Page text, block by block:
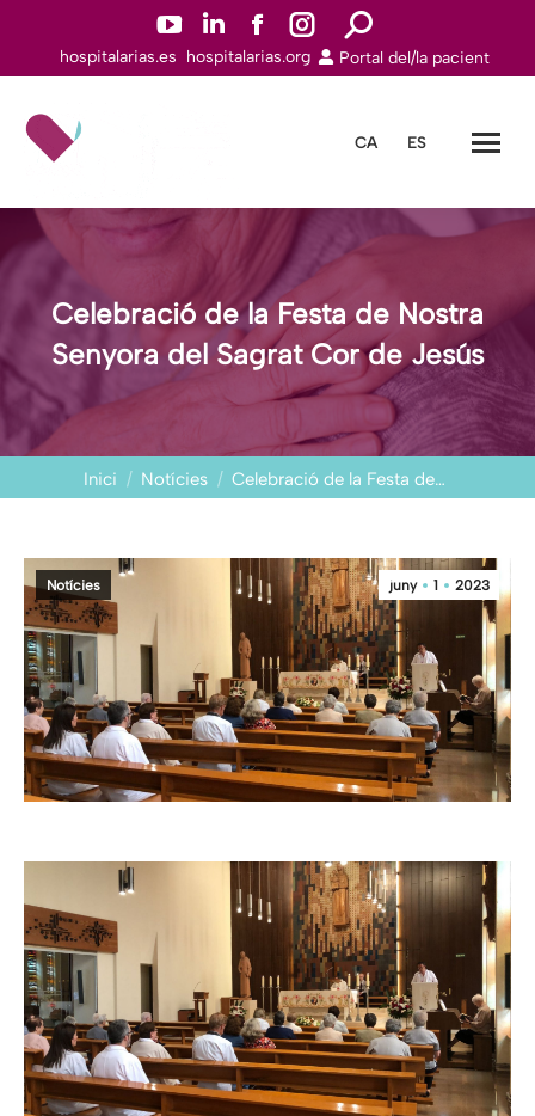
YouTube
page
window
Linkedin
page
window
Facebook
page
window
Instagram
page
window
Search:
hospitalarias.es hospitalarias.org Portal del/la pacient
CA ES
Celebració de la Festa de Nostra
Senyora del Sagrat Cor de Jesús
You are here:
Inici Notícies Celebració de la Festa de…
juny 1 2023
Notícies